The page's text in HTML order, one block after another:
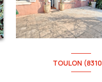
TOULON